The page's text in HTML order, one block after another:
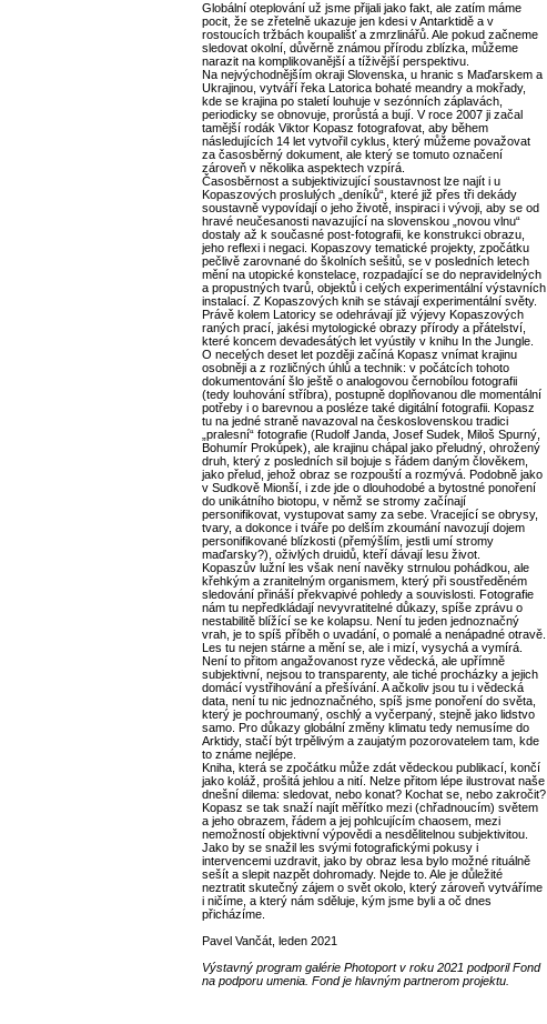
Globální oteplování už jsme přijali jako fakt, ale zatím máme
pocit, že se zřetelně ukazuje jen kdesi v Antarktidě a v
rostoucích tržbách koupališť a zmrzlinářů. Ale pokud začneme
sledovat okolní, důvěrně známou přírodu zblízka, můžeme
narazit na komplikovanější a tíživější perspektivu.
Na nejvýchodnějším okraji Slovenska, u hranic s Maďarskem a
Ukrajinou, vytváří řeka Latorica bohaté meandry a mokřady,
kde se krajina po staletí louhuje v sezónních záplavách,
periodicky se obnovuje, prorůstá a bují. V roce 2007 ji začal
tamější rodák Viktor Kopasz fotografovat, aby během
následujících 14 let vytvořil cyklus, který můžeme považovat
za časosběrný dokument, ale který se tomuto označení
zároveň v několika aspektech vzpírá.
Časosběrnost a subjektivizující soustavnost lze najít i u
Kopaszových proslulých „deníků“, které již přes tři dekády
soustavně vypovídají o jeho životě, inspiraci i vývoji, aby se od
hravé neučesanosti navazující na slovenskou „novou vlnu“
dostaly až k současné post-fotografii, ke konstrukci obrazu,
jeho reflexi i negaci. Kopaszovy tematické projekty, zpočátku
pečlivě zarovnané do školních sešitů, se v posledních letech
mění na utopické konstelace, rozpadající se do nepravidelných
a propustných tvarů, objektů i celých experimentální výstavních
instalací. Z Kopaszových knih se stávají experimentální světy.
Právě kolem Latoricy se odehrávají již výjevy Kopaszových
raných prací, jakési mytologické obrazy přírody a přátelství,
které koncem devadesátých let vyústily v knihu In the Jungle.
O necelých deset let později začíná Kopasz vnímat krajinu
osobněji a z rozličných úhlů a technik: v počátcích tohoto
dokumentování šlo ještě o analogovou černobílou fotografii
(tedy louhování stříbra), postupně doplňovanou dle momentální
potřeby i o barevnou a posléze také digitální fotografii. Kopasz
tu na jedné straně navazoval na československou tradici
„pralesní“ fotografie (Rudolf Janda, Josef Sudek, Miloš Spurný,
Bohumír Prokůpek), ale krajinu chápal jako přeludný, ohrožený
druh, který z posledních sil bojuje s řádem daným člověkem,
jako přelud, jehož obraz se rozpouští a rozmývá. Podobně jako
v Sudkově Mionší, i zde jde o dlouhodobé a bytostné ponoření
do unikátního biotopu, v němž se stromy začínají
personifikovat, vystupovat samy za sebe. Vracející se obrysy,
tvary, a dokonce i tváře po delším zkoumání navozují dojem
personifikované blízkosti (přemýšlím, jestli umí stromy
maďarsky?), oživlých druidů, kteří dávají lesu život.
Kopaszův lužní les však není navěky strnulou pohádkou, ale
křehkým a zranitelným organismem, který při soustředěném
sledování přináší překvapivé pohledy a souvislosti. Fotografie
nám tu nepředkládají nevyvratitelné důkazy, spíše zprávu o
nestabilitě blížící se ke kolapsu. Není tu jeden jednoznačný
vrah, je to spíš příběh o uvadání, o pomalé a nenápadné otravě.
Les tu nejen stárne a mění se, ale i mizí, vysychá a vymírá.
Není to přitom angažovanost ryze vědecká, ale upřímně
subjektivní, nejsou to transparenty, ale tiché procházky a jejich
domácí vystřihování a přešívání. A ačkoliv jsou tu i vědecká
data, není tu nic jednoznačného, spíš jsme ponoření do světa,
který je pochroumaný, oschlý a vyčerpaný, stejně jako lidstvo
samo. Pro důkazy globální změny klimatu tedy nemusíme do
Arktidy, stačí být trpělivým a zaujatým pozorovatelem tam, kde
to známe nejlépe.
Kniha, která se zpočátku může zdát vědeckou publikací, končí
jako koláž, prošitá jehlou a nití. Nelze přitom lépe ilustrovat naše
dnešní dilema: sledovat, nebo konat? Kochat se, nebo zakročit?
Kopasz se tak snaží najít měřítko mezi (chřadnoucím) světem
a jeho obrazem, řádem a jej pohlcujícím chaosem, mezi
nemožností objektivní výpovědi a nesdělitelnou subjektivitou.
Jako by se snažil les svými fotografickými pokusy i
intervencemi uzdravit, jako by obraz lesa bylo možné rituálně
sešít a slepit nazpět dohromady. Nejde to. Ale je důležité
neztratit skutečný zájem o svět okolo, který zároveň vytváříme
i ničíme, a který nám sděluje, kým jsme byli a oč dnes
přicházíme.
Pavel Vančát, leden 2021
Výstavný program galérie Photoport v roku 2021 podporil Fond
na podporu umenia. Fond je hlavným partnerom projektu.